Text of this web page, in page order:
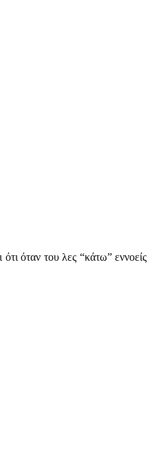
όταν του λες “κάτω” εννοείς